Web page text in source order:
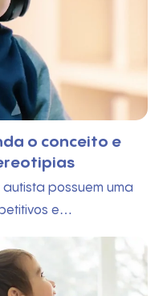
o conceito e
possuem uma
e…